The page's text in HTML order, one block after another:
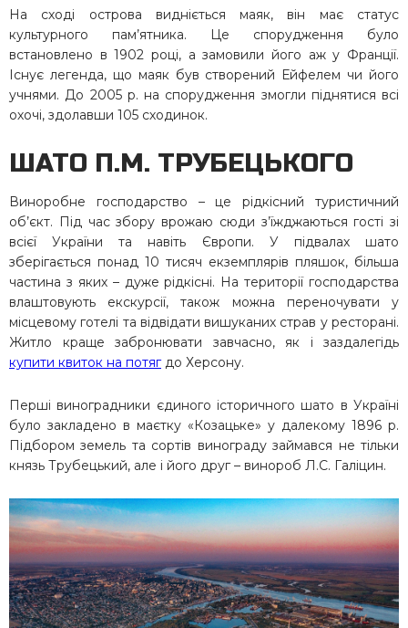
На сході острова видніється маяк, він має статус
культурного пам’ятника. Це спорудження було
встановлено в 1902 році, а замовили його аж у Франції.
Існує легенда, що маяк був створений Ейфелем чи його
учнями. До 2005 р. на спорудження змогли піднятися всі
охочі, здолавши 105 сходинок.
ШАТО П.М. ТРУБЕЦЬКОГО
Виноробне господарство – це рідкісний туристичний
об’єкт. Під час збору врожаю сюди з’їжджаються гості зі
всієї України та навіть Європи. У підвалах шато
зберігається понад 10 тисяч екземплярів пляшок, більша
частина з яких – дуже рідкісні. На території господарства
влаштовують екскурсії, також можна переночувати у
місцевому готелі та відвідати вишуканих страв у ресторані.
Житло краще забронювати завчасно, як і заздалегідь
купити квиток на потягдо Херсону.
Перші виноградники єдиного історичного шато в Україні
було закладено в маєтку «Козацьке» у далекому 1896 р.
Підбором земель та сортів винограду займався не тільки
князь Трубецький, але і його друг – винороб Л.С. Галіцин.